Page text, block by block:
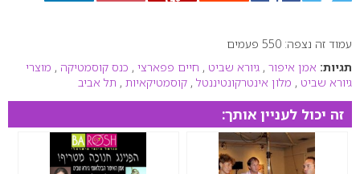
0עמוד זה נצפה: 550 פעמים
תגיות: אמן איפור , גיורא שביט , חיים פפארצי , כנס קוסמטיקה , מוצרי
גיורא שביט , מלון אינטרקונטיננטל , קוסמטיקאיות , תל אביב
זה יכול לעניין אותך: